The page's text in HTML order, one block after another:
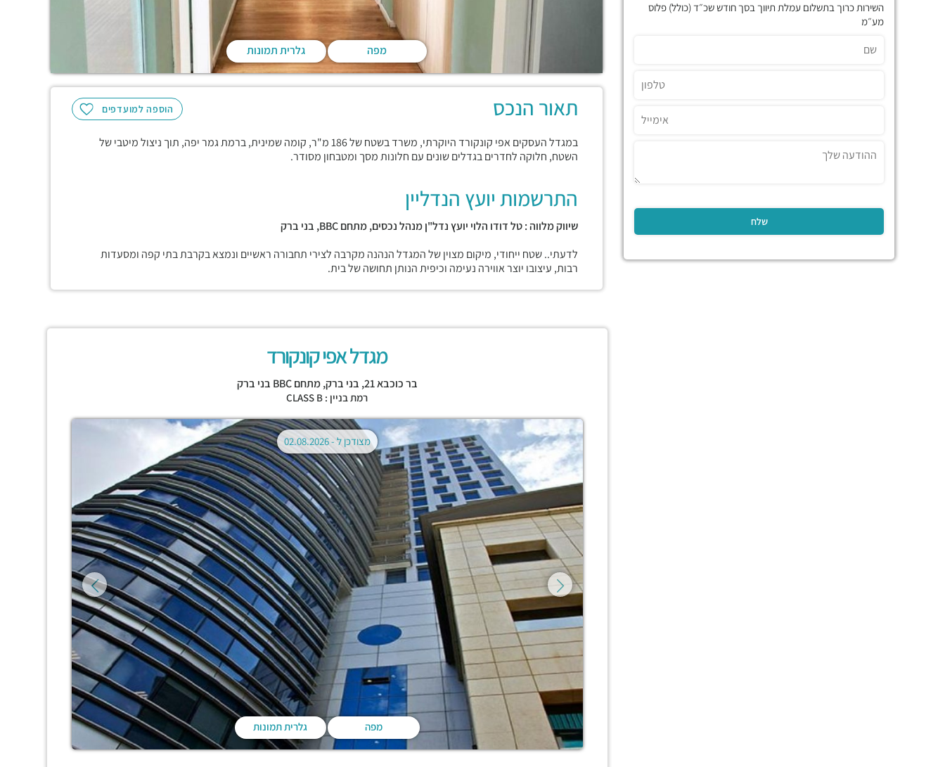
מפה גלרית תמונות
הוספה למועדפים תאור הנכס
במגדל העסקים אפי קונקורד היוקרתי, משרד בשטח של 186 מ"ר, קומה שמינית, ברמת גמר יפה, תוך ניצול מיטבי של
השטח, חלוקה לחדרים בגדלים שונים עם חלונות מסך ומטבחון מסודר.
התרשמות יועץ הנדליין
שיווק מלווה : טל דודו הלוי יועץ נדל"ן מנהל נכסים, מתחם BBC, בני ברק
לדעתי.. שטח ייחודי, מיקום מצוין של המגדל הנהנה מקרבה לצירי תחבורה ראשיים ונמצא בקרבת בתי קפה ומסעדות
רבות, עיצובו יוצר אווירה נעימה וכיפית הנותן תחושה של בית.
השירות כרוך בתשלום עמלת תיווך בסך חודש שכ״ד (כולל) פלוס
מע״מ
מגדל אפי קונקורד
בר כוכבא 21, בני ברק,מתחם BBC בני ברק
רמת בניין : CLASS B
מפה גלרית תמונות
מצודכן ל -02.08.2026